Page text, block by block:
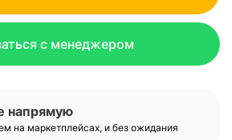
с менеджером
напрямую
на маркетплейсах, и без ожидания